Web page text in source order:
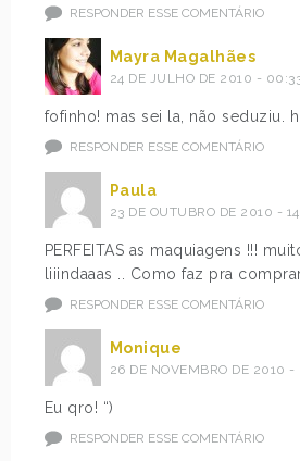
RESPONDER ESSE COMENTÁRIO
Mayra Magalhães
24 DE JULHO DE 2010 -
fofinho! mas sei la, não seduziu.
RESPONDER ESSE COMENTÁRIO
Paula
23 DE OUTUBRO DE 2010 -
PERFEITAS as maquiagens !!!
liiindaaas .. Como faz pra
RESPONDER ESSE COMENTÁRIO
Monique
26 DE NOVEMBRO DE 2010 -
Eu qro! “)
RESPONDER ESSE COMENTÁRIO